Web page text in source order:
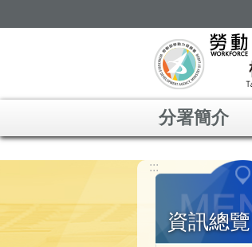
分署簡介
:::
資訊總覽